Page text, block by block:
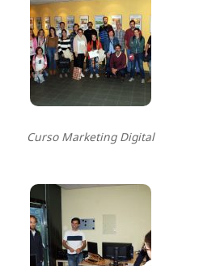
Curso Marketing Digital